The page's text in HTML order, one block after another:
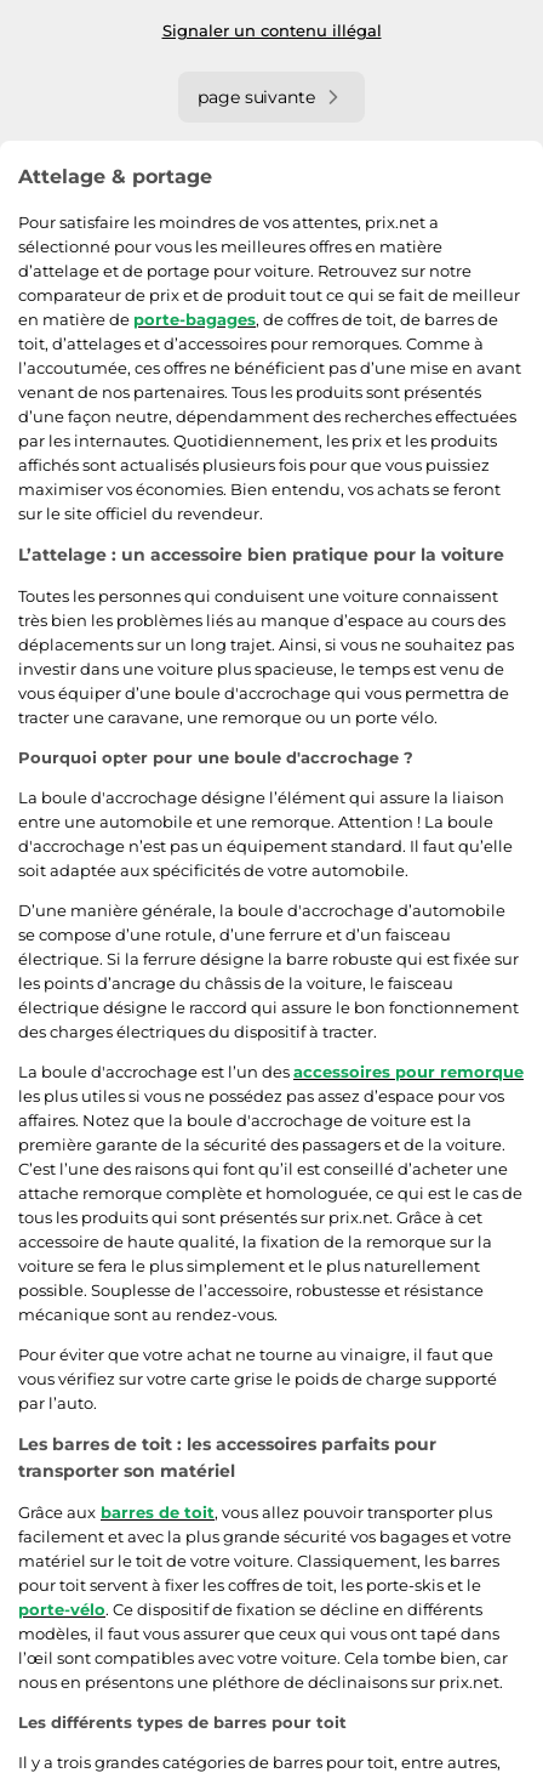
Signaler un contenu illégal
page suivante
Attelage & portage
Pour satisfaire les moindres de vos attentes, prix.net a
sélectionné pour vous les meilleures offres en matière
d’attelage et de portage pour voiture. Retrouvez sur notre
comparateur de prix et de produit tout ce qui se fait de meilleur
en matière de porte-bagages, de coffres de toit, de barres de
toit, d’attelages et d’accessoires pour remorques. Comme à
l’accoutumée, ces offres ne bénéficient pas d’une mise en avant
venant de nos partenaires. Tous les produits sont présentés
d’une façon neutre, dépendamment des recherches effectuées
par les internautes. Quotidiennement, les prix et les produits
affichés sont actualisés plusieurs fois pour que vous puissiez
maximiser vos économies. Bien entendu, vos achats se feront
sur le site officiel du revendeur.
L’attelage : un accessoire bien pratique pour la voiture
Toutes les personnes qui conduisent une voiture connaissent
très bien les problèmes liés au manque d’espace au cours des
déplacements sur un long trajet. Ainsi, si vous ne souhaitez pas
investir dans une voiture plus spacieuse, le temps est venu de
vous équiper d’une boule d'accrochage qui vous permettra de
tracter une caravane, une remorque ou un porte vélo.
Pourquoi opter pour une boule d'accrochage ?
La boule d'accrochage désigne l’élément qui assure la liaison
entre une automobile et une remorque. Attention ! La boule
d'accrochage n’est pas un équipement standard. Il faut qu’elle
soit adaptée aux spécificités de votre automobile.
D’une manière générale, la boule d'accrochage d’automobile
se compose d’une rotule, d’une ferrure et d’un faisceau
électrique. Si la ferrure désigne la barre robuste qui est fixée sur
les points d’ancrage du châssis de la voiture, le faisceau
électrique désigne le raccord qui assure le bon fonctionnement
des charges électriques du dispositif à tracter.
La boule d'accrochage est l’un desaccessoires pour remorque
les plus utiles si vous ne possédez pas assez d’espace pour vos
affaires. Notez que la boule d'accrochage de voiture est la
première garante de la sécurité des passagers et de la voiture.
C’est l’une des raisons qui font qu’il est conseillé d’acheter une
attache remorque complète et homologuée, ce qui est le cas de
tous les produits qui sont présentés sur prix.net. Grâce à cet
accessoire de haute qualité, la fixation de la remorque sur la
voiture se fera le plus simplement et le plus naturellement
possible. Souplesse de l’accessoire, robustesse et résistance
mécanique sont au rendez-vous.
Pour éviter que votre achat ne tourne au vinaigre, il faut que
vous vérifiez sur votre carte grise le poids de charge supporté
par l’auto.
Les barres de toit : les accessoires parfaits pour
transporter son matériel
Grâce aux barres de toit, vous allez pouvoir transporter plus
facilement et avec la plus grande sécurité vos bagages et votre
matériel sur le toit de votre voiture. Classiquement, les barres
pour toit servent à fixer les coffres de toit, les porte-skis et le
porte-vélo. Ce dispositif de fixation se décline en différents
modèles, il faut vous assurer que ceux qui vous ont tapé dans
l’œil sont compatibles avec votre voiture. Cela tombe bien, car
nous en présentons une pléthore de déclinaisons sur prix.net.
Les différents types de barres pour toit
Il y a trois grandes catégories de barres pour toit, entre autres,